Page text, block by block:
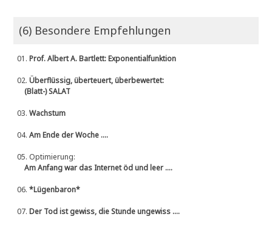
(6) Besondere Empfehlungen
01.Prof. Albert A. Bartlett: Exponentialfunktion
02.Überflüssig, überteuert, überbewertet:
(Blatt-) SALAT
03.Wachstum
04.Am Ende der Woche ....
05. Optimierung:
Am Anfang war das Internet öd und leer ....
06.*Lügenbaron*
07.Der Tod ist gewiss, die Stunde ungewiss ....